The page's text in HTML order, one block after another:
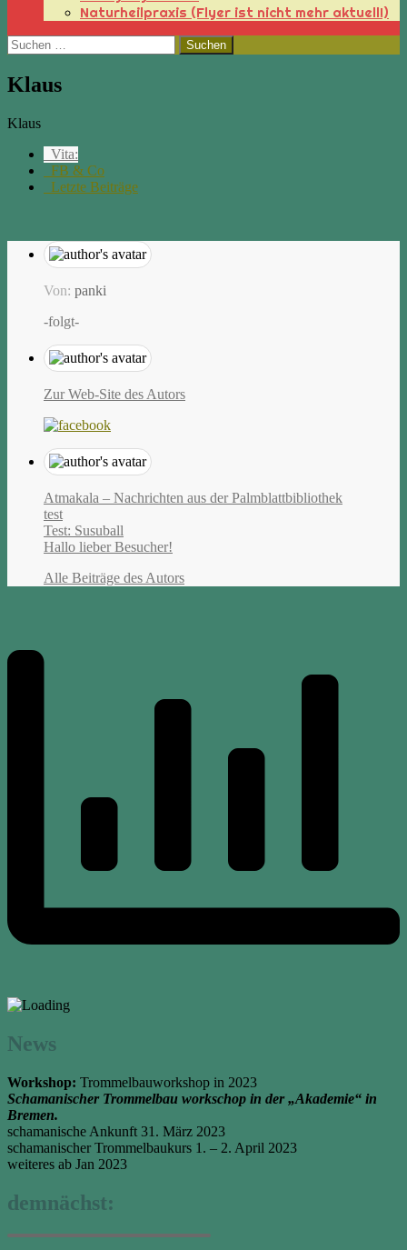
Naturheilpraxis (Flyer ist nicht mehr aktuell!)
Suchen
nach:
Klaus
Klaus
Vita:
FB & Co
Letzte Beiträge
Von: panki
-folgt-
Zur Web-Site des Autors
Atmakala – Nachrichten aus der Palmblattbibliothek
test
Test: Susuball
Hallo lieber Besucher!
Alle Beiträge des Autors
News
Workshop: Trommelbauworkshop in 2023
Schamanischer Trommelbau workschop in der „Akademie“ in
Bremen.
schamanische Ankunft 31. März 2023
schamanischer Trommelbaukurs 1. – 2. April 2023
weiteres ab Jan 2023
demnächst: